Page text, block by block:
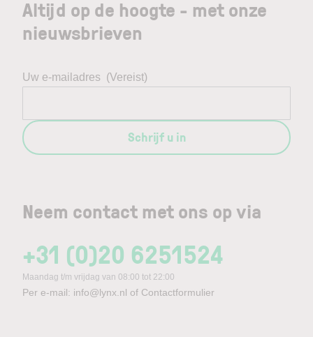
Neem contact met ons op via
+31 (0)20 6251524
Maandag t/m vrijdag van 08:00 tot 22:00
Per e-mail: info@lynx.nl of Contactformulier
Altijd op de hoogte - met onze
nieuwsbrieven
Uw e-mailadres (Vereist)
Schrijf u in